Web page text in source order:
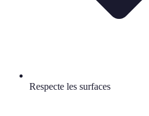
Respecte les surfaces